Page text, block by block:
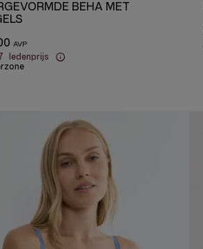
BEHA MET
ledenprijs